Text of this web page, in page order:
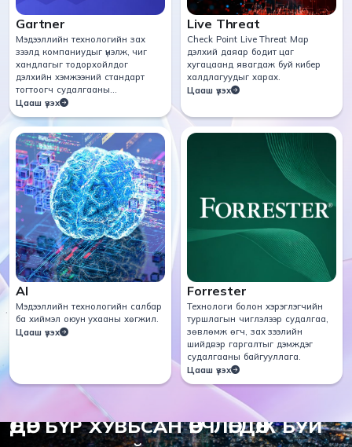
Gartner
Мэдээллийн технологийн зах
зээлд компаниудыг үнэлж, чиг
хандлагыг тодорхойлдог
дэлхийн хэмжээний стандарт
тогтоогч судалгааны
байгууллага.
Цааш үзэх
Live Threat
Check Point Live Threat Мар
дэлхий даяар бодит цаг
хугацаанд явагдаж буй кибер
халдлагуудыг харах.
Цааш үзэх
AI
Мэдээллийн технологийн салбар
ба хиймэл оюун ухааны хөгжил.
Цааш үзэх
Forrester
Технологи болон хэрэглэгчийн
туршлагын чиглэлээр судалгаа,
зөвлөмж өгч, зах зээлийн
шийдвэр гаргалтыг дэмждэг
судалгааны байгууллага.
Цааш үзэх
ӨДӨР БҮР ХУВЬСАН ӨӨРЧЛӨГДӨЖ БУЙ